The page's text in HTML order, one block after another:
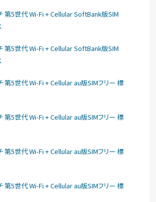
第5世代 Wi-Fi + Cellular SoftBank版SIM
第5世代 Wi-Fi + Cellular SoftBank版SIM
第5世代 Wi-Fi + Cellular au版SIMフリー 標
第5世代 Wi-Fi + Cellular au版SIMフリー 標
第5世代 Wi-Fi + Cellular au版SIMフリー 標
第5世代 Wi-Fi + Cellular au版SIMフリー 標